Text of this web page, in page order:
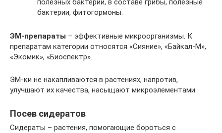
полезных бактерий, в составе грибы, полезные
бактерии, фитогормоны.
ЭМ-препараты – эффективные микроорганизмы. К
препаратам категории относятся «Сияние», «Байкал-М»,
«Экомик», «Биоспектр».
ЭМ-ки не накапливаются в растениях, напротив,
улучшают их качества, насыщают микроэлементами.
Посев сидератов
Сидераты – растения, помогающие бороться с